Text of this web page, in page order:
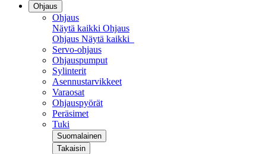
Ohjaus
Ohjaus
Näytä kaikki Ohjaus
Ohjaus Näytä kaikki
Servo-ohjaus
Ohjauspumput
Sylinterit
Asennustarvikkeet
Varaosat
Ohjauspyörät
Peräsimet
Tuki
Suomalainen
Takaisin